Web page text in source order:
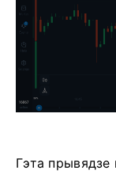
Гэта прывядзе